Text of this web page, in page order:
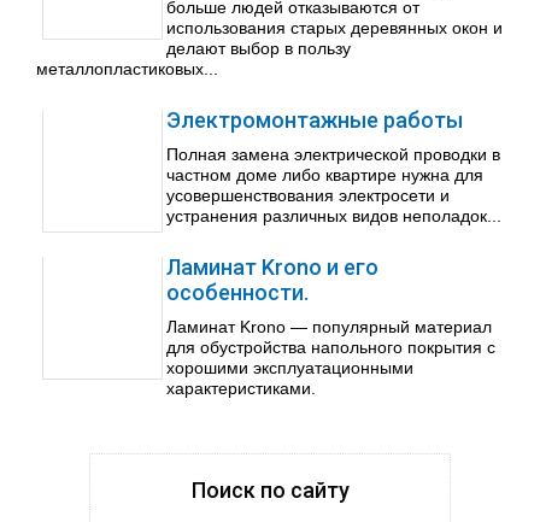
больше людей отказываются от
использования старых деревянных окон и
делают выбор в пользу
металлопластиковых...
Электромонтажные работы
Полная замена электрической проводки в
частном доме либо квартире нужна для
усовершенствования электросети и
устранения различных видов неполадок...
Ламинат Krono и его
особенности.
Ламинат Krono — популярный материал
для обустройства напольного покрытия с
хорошими эксплуатационными
характеристиками.
Поиск по сайту